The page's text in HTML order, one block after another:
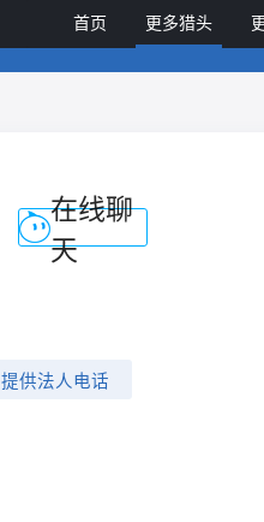
首页 更多猎头
在线聊
天
提供法人电话